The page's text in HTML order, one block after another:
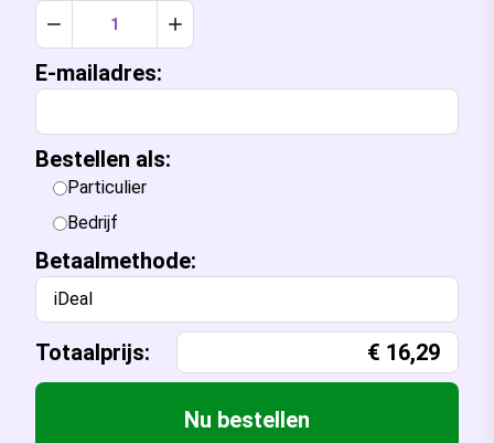
Verlaag aantal met 1Verhoog aantal met 1
E-mailadres:
Bestellen als:
Particulier
Bedrijf
Betaalmethode:
iDeal
Totaalprijs: € 16,29
Nu bestellen